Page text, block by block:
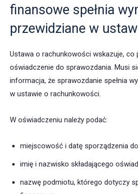
finansowe spełnia
przewidziane w
Ustawa o rachunkowości wskazuje, co
oświadczenie do sprawozdania. Musi
informacja, że sprawozdanie spełnia
w ustawie o rachunkowości.
W oświadczeniu należy podać:
miejscowość i datę sporządzenia
imię i nazwisko składającego
nazwę podmiotu, którego dotyczy